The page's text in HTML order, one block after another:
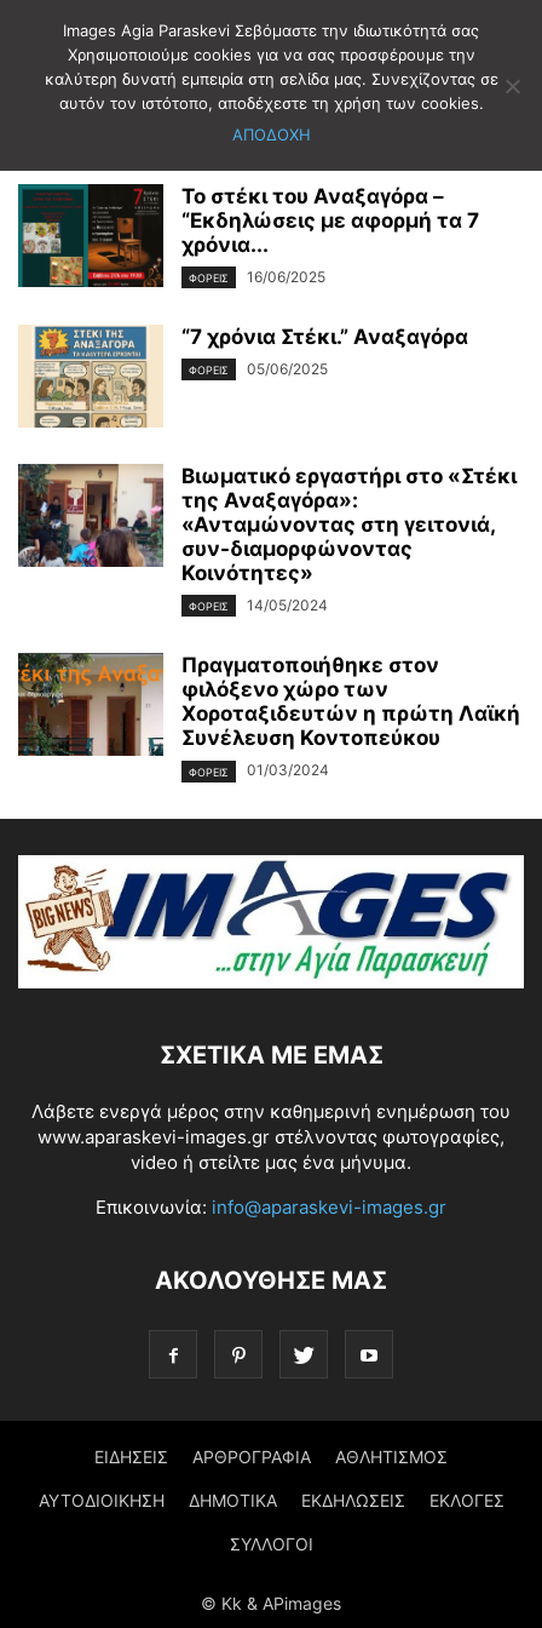
Αρχική Ετικέτες ΣΤΕΚΙ ΑΝΑΞΑΓΟΡΑ
ΣΤΕΚΙ ΑΝΑΞΑΓΟΡΑ
Το στέκι του Αναξαγόρα –
“Εκδηλώσεις με αφορμή τα 7
χρόνια...
ΦΟΡΕΙΣ 16/06/2025
“7 χρόνια Στέκι.” Αναξαγόρα
ΦΟΡΕΙΣ 05/06/2025
Βιωματικό εργαστήρι στο «Στέκι
της Αναξαγόρα»:
«Ανταμώνοντας στη γειτονιά,
συν-διαμορφώνοντας
Κοινότητες»
ΦΟΡΕΙΣ 14/05/2024
Πραγματοποιήθηκε στον
φιλόξενο χώρο των
Χοροταξιδευτών η πρώτη Λαϊκή
Συνέλευση Κοντοπεύκου
ΦΟΡΕΙΣ 01/03/2024
ΣΧΕΤΙΚΆ ΜΕ ΕΜΆΣ
Λάβετε ενεργά μέρος στην καθημερινή ενημέρωση του
www.aparaskevi-images.gr στέλνοντας φωτογραφίες,
video ή στείλτε μας ένα μήνυμα.
Επικοινωνία: info@aparaskevi-images.gr
ΑΚΟΛΟΥΘΗΣΕ ΜΑΣ
ΕΙΔΗΣΕΙΣ ΑΡΘΡΟΓΡΑΦΙΑ ΑΘΛΗΤΙΣΜΟΣ
ΑΥΤΟΔΙΟΙΚΗΣΗ ΔΗΜΟΤΙΚΑ ΕΚΔΗΛΩΣΕΙΣ ΕΚΛΟΓΕΣ
ΣΥΛΛΟΓΟΙ
© Kk & APimages
Images Agia Paraskevi Σεβόμαστε την ιδιωτικότητά σας
Χρησιμοποιούμε cookies για να σας προσφέρουμε την
καλύτερη δυνατή εμπειρία στη σελίδα μας. Συνεχίζοντας σε
αυτόν τον ιστότοπο, αποδέχεστε τη χρήση των cookies.
ΑΠΟΔΟΧΗ